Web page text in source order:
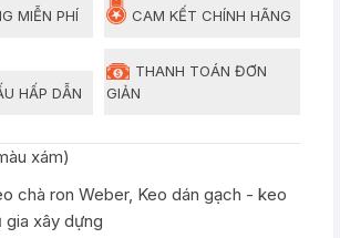
MIỄN PHÍ CAM KẾT CHÍNH HÃNG
HẤP DẪN
THANH TOÁN ĐƠN
GIẢN
xám)
chà ron Weber, Keo dán gạch - keo
gia xây dựng